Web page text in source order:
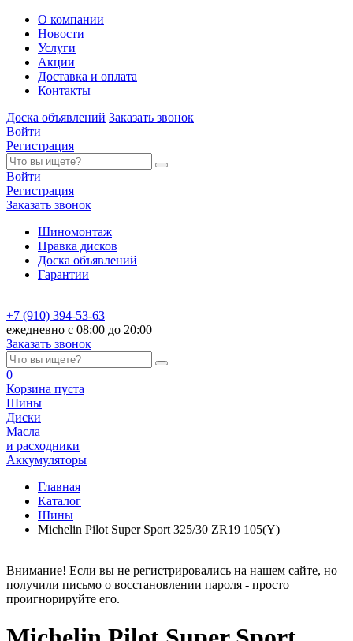
О компании
Новости
Услуги
Акции
Доставка и оплата
Контакты
Доска объявлений Заказать звонок
Войти
Регистрация
Войти
Регистрация
Заказать звонок
Шиномонтаж
Правка дисков
Доска объявлений
Гарантии
+7 (910) 394-53-63
ежедневно с 08:00 до 20:00
Заказать звонок
0
Корзина пуста
Шины
Диски
Масла
и расходники
Аккумуляторы
Главная
Каталог
Шины
Michelin Pilot Super Sport 325/30 ZR19 105(Y)
Внимание! Если вы не регистрировались на нашем сайте, но
получили письмо о восстановлении пароля - просто
проигнорируйте его.